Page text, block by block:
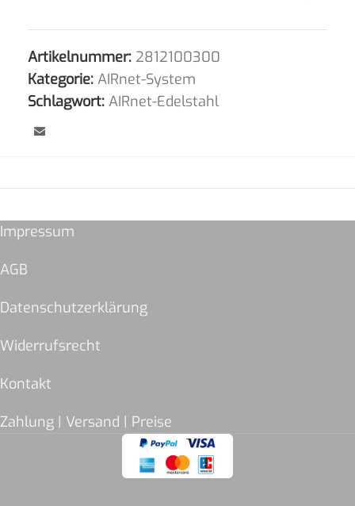
Artikelnummer: 2812100300
Kategorie: AIRnet-System
Schlagwort: AIRnet-Edelstahl
Impressum
AGB
Datenschutzerklärung
Widerrufsrecht
Kontakt
Zahlung | Versand | Preise